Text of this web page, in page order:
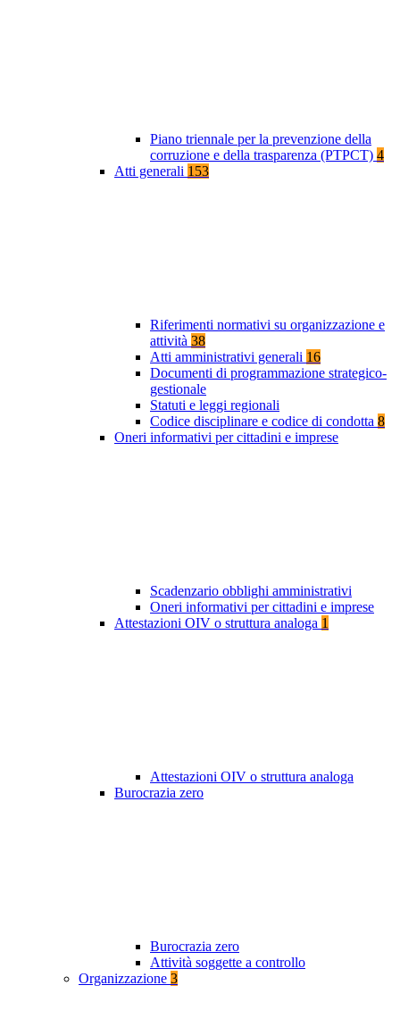
Piano triennale per la prevenzione della
corruzione e della trasparenza (PTPCT) 4
Atti generali 153
Riferimenti normativi su organizzazione e
attività 38
Atti amministrativi generali 16
Documenti di programmazione strategico-
gestionale
Statuti e leggi regionali
Codice disciplinare e codice di condotta 8
Oneri informativi per cittadini e imprese
Scadenzario obblighi amministrativi
Oneri informativi per cittadini e imprese
Attestazioni OIV o struttura analoga 1
Attestazioni OIV o struttura analoga
Burocrazia zero
Burocrazia zero
Attività soggette a controllo
Organizzazione 3